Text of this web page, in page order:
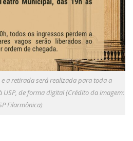
a retirada será realizada para toda a
USP, de forma digital (Crédito da imagem:
Filarmônica)